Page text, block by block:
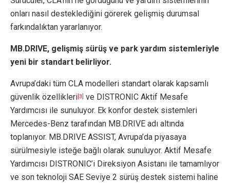
onları nasıl desteklediğini görerek gelişmiş durumsal
farkındalıktan yararlanıyor.
MB.DRIVE, gelişmiş sürüş ve park yardım sistemleriyle
yeni bir standart belirliyor.
Avrupa’daki tüm CLA modelleri standart olarak kapsamlı
güvenlik özellikleri [3]
ve DISTRONIC Aktif Mesafe
Yardımcısı ile sunuluyor. Ek konfor destek sistemleri
Mercedes-Benz tarafından MB.DRIVE adı altında
toplanıyor. MB.DRIVE ASSIST, Avrupa’da piyasaya
sürülmesiyle isteğe bağlı olarak sunuluyor. Aktif Mesafe
Yardımcısı DISTRONIC’i Direksiyon Asistanı ile tamamlıyor
ve son teknoloji SAE Seviye 2 sürüş destek sistemi haline